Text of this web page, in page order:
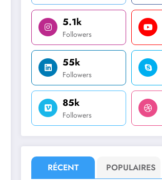
5.1k
Followers
55k
Followers
85k
Followers
RÉCENT POPULAIRES